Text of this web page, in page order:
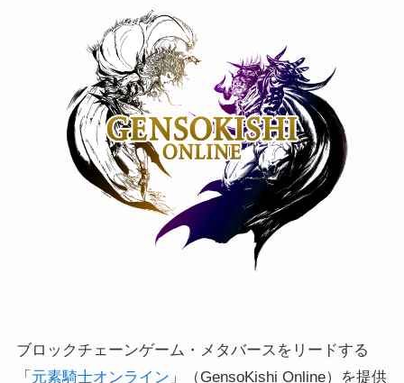
ブロックチェーンゲーム・メタバースをリードする
「 元素騎士オンライン 」（GensoKishi Online）を提供